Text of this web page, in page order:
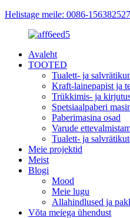
Helistage meile: 0086-
Avaleht
TOOTED
Tualett- ja
Kraft-lainepapist ja
Trükkimis- ja
Spetsiaalpaberi
Paberimasina osad
Varude
Tualett- ja
Meie projektid
Meist
Blogi
Mood
Meie lugu
Allahindlused ja
Võta meiega ühendust